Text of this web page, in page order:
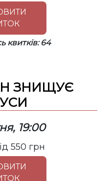
квитків: 64
ЗНИЩУЄ
19:00
550 грн